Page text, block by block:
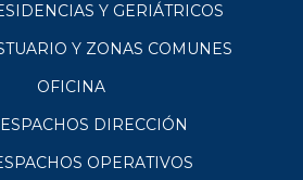
Y GERIÁTRICOS
Y ZONAS COMUNES
OFICINA
DIRECCIÓN
OPERATIVOS